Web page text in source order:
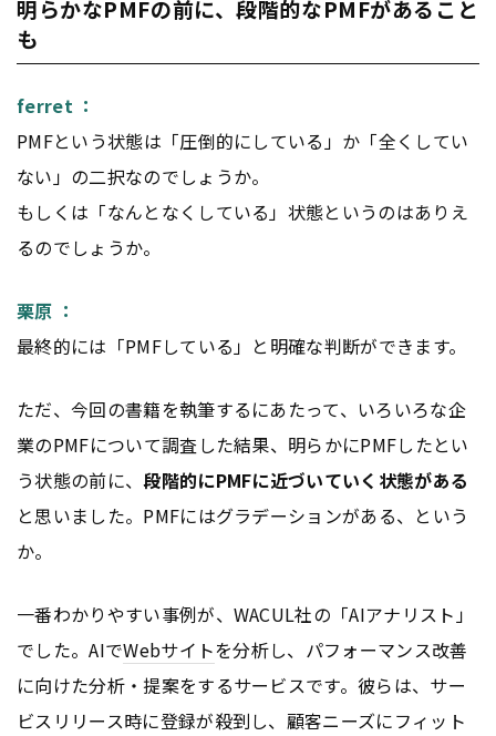
明らかなPMFの前に、段階的なPMFがあること
も
ferret ：
PMFという状態は「圧倒的にしている」か「全くしてい
ない」の二択なのでしょうか。
もしくは「なんとなくしている」状態というのはありえ
るのでしょうか。
栗原 ：
最終的には「PMFしている」と明確な判断ができます。
ただ、今回の書籍を執筆するにあたって、いろいろな企
業のPMFについて調査した結果、明らかにPMFしたとい
う状態の前に、段階的にPMFに近づいていく状態がある
と思いました。PMFにはグラデーションがある、という
か。
一番わかりやすい事例が、WACUL社の「AIアナリスト」
でした。AIでWebサイトを分析し、パフォーマンス改善
に向けた分析・提案をするサービスです。彼らは、サー
ビスリリース時に登録が殺到し、顧客ニーズにフィット